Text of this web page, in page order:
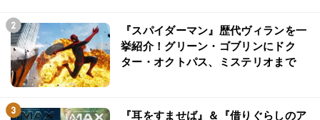
『スパイダーマン』歴代ヴィランを一
挙紹介！グリーン・ゴブリンにドク
ター・オクトパス、ミステリオまで
『耳をすませば』＆『借りぐらしのア